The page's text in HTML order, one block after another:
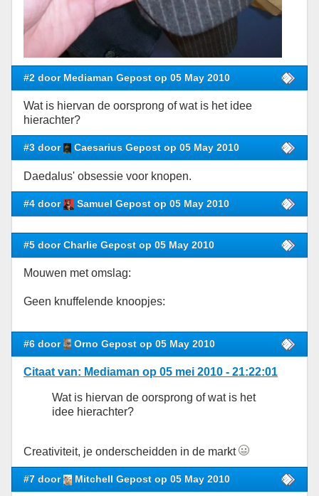
#2 door Mediaman Gepost op 05 May 2010
Wat is hiervan de oorsprong of wat is het idee
hierachter?
#3 door Caesarius Gepost op 05 May 2010
Daedalus' obsessie voor knopen.
#4 door Samuel Gepost op 05 May 2010
#5 door Charlie Gepost op 05 May 2010
Mouwen met omslag:
Geen knuffelende knoopjes:
#6 door Orno Gepost op 05 May 2010
Citaat van: Mediaman op 05 mei 2010 - 21:22:01
Wat is hiervan de oorsprong of wat is het
idee hierachter?
Creativiteit, je onderscheidden in de markt
#7 door Mitchell Gepost op 05 May 2010